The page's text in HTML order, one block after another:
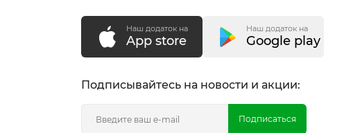
Наш додаток на
App store
Наш додаток на
Google play
Подписывайтесь на новости и акции:
Подписаться